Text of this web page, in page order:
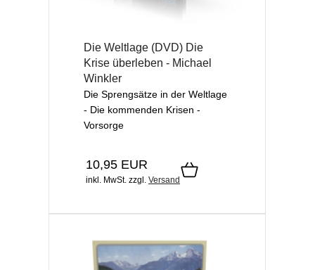
Die Weltlage (DVD) Die
Krise überleben - Michael
Winkler
Die Sprengsätze in der Weltlage
- Die kommenden Krisen -
Vorsorge
10,95 EUR
inkl. MwSt. zzgl. Versand